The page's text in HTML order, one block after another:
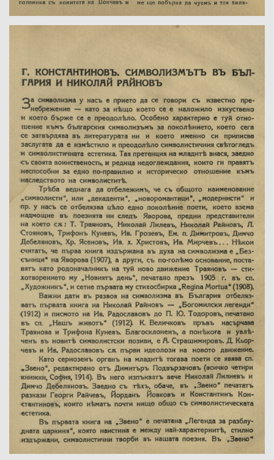
Име на изданието:
Година:
Номер:
Град на издаване:
Страници от-до:
Държател:
Забележка: